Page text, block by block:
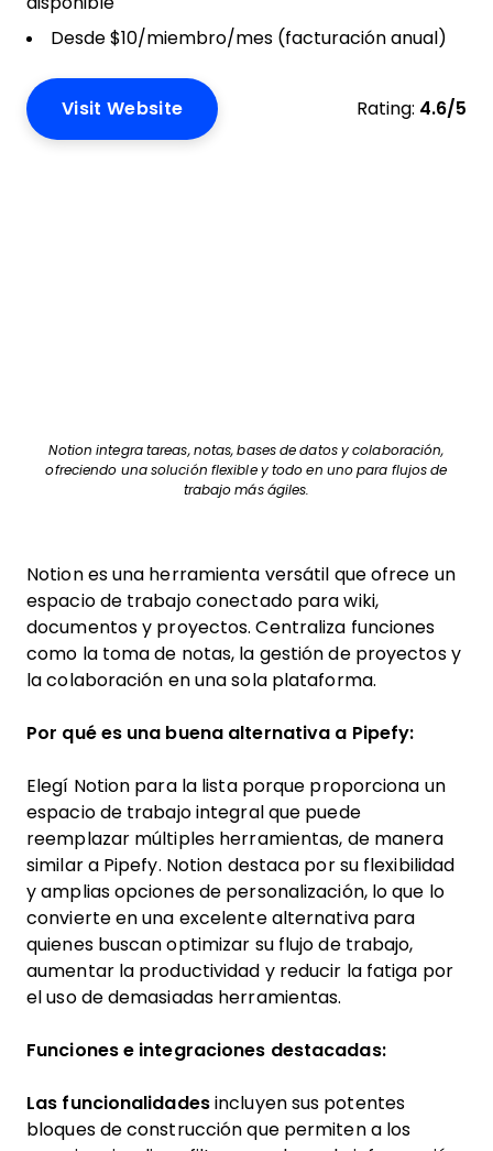
Desde $10/miembro/mes (facturación anual)
Visit Website Rating: 4.6/5
Notion integra tareas, notas, bases de datos y colaboración,
ofreciendo una solución flexible y todo en uno para flujos de
trabajo más ágiles.
Notion es una herramienta versátil que ofrece un
espacio de trabajo conectado para wiki,
documentos y proyectos. Centraliza funciones
como la toma de notas, la gestión de proyectos y
la colaboración en una sola plataforma.
Por qué es una buena alternativa a Pipefy:
Elegí Notion para la lista porque proporciona un
espacio de trabajo integral que puede
reemplazar múltiples herramientas, de manera
similar a Pipefy. Notion destaca por su flexibilidad
y amplias opciones de personalización, lo que lo
convierte en una excelente alternativa para
quienes buscan optimizar su flujo de trabajo,
aumentar la productividad y reducir la fatiga por
el uso de demasiadas herramientas.
Funciones e integraciones destacadas:
Las funcionalidades incluyen sus potentes
bloques de construcción que permiten a los